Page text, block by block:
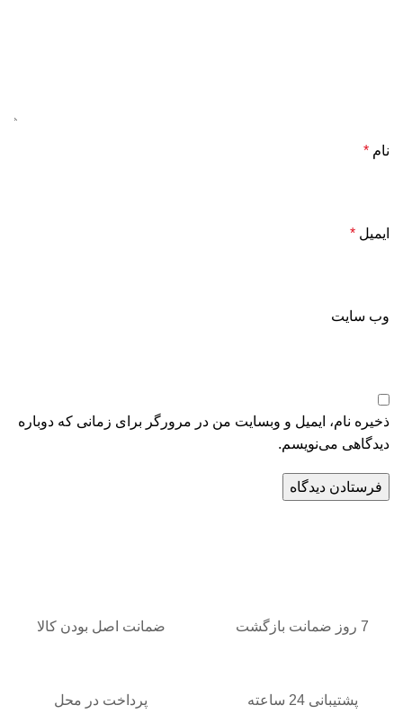
نام *
ایمیل *
وب‌ سایت
ذخیره نام، ایمیل و وبسایت من در مرورگر برای زمانی که دوباره
دیدگاهی می‌نویسم.
ضمانت اصل بودن کالا 7 روز ضمانت بازگشت
پرداخت در محل پشتیبانی 24 ساعته